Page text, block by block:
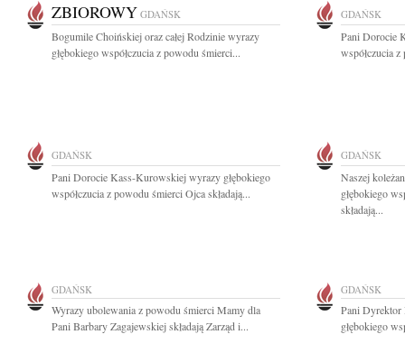
ZBIOROWY GDAŃSK
Bogumile Choińskiej oraz całej Rodzinie wyrazy
głębokiego współczucia z powodu śmierci...
GDAŃSK
Pani Dorocie
współczucia
GDAŃSK
Pani Dorocie Kass-Kurowskiej wyrazy głębokiego
współczucia z powodu śmierci Ojca składają...
GDAŃSK
Naszej
głębokiego
składają...
GDAŃSK
Wyrazy ubolewania z powodu śmierci Mamy dla
Pani Barbary Zagajewskiej składają Zarząd i...
GDAŃSK
Pani Dyrektor
głębokiego